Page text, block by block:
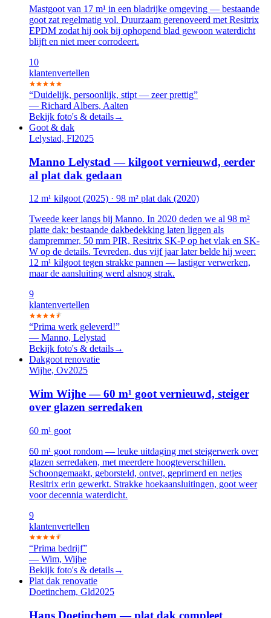
Mastgoot van 17 m¹ in een bladrijke omgeving — bestaande
goot zat regelmatig vol. Duurzaam gerenoveerd met Resitrix
EPDM zodat hij ook bij ophopend blad gewoon waterdicht
blijft en niet meer corrodeert.
10
klantenvertellen
“Duidelijk, persoonlijk, stipt — zeer prettig”
— Richard Albers, Aalten
Bekijk foto's & details→
Goot & dak
Lelystad, Fl2025
Manno Lelystad — kilgoot vernieuwd, eerder
al plat dak gedaan
12 m¹ kilgoot (2025) · 98 m² plat dak (2020)
Tweede keer langs bij Manno. In 2020 deden we al 98 m²
platte dak: bestaande dakbedekking laten liggen als
dampremmer, 50 mm PIR, Resitrix SK-P op het vlak en SK-
W op de details. Tevreden, dus vijf jaar later belde hij weer:
12 m¹ kilgoot tegen strakke pannen — lastiger verwerken,
maar de aansluiting werd alsnog strak.
9
klantenvertellen
“Prima werk geleverd!”
— Manno, Lelystad
Bekijk foto's & details→
Dakgoot renovatie
Wijhe, Ov2025
Wim Wijhe — 60 m¹ goot vernieuwd, steiger
over glazen serredaken
60 m¹ goot
60 m¹ goot rondom — leuke uitdaging met steigerwerk over
glazen serredaken, met meerdere hoogteverschillen.
Schoongemaakt, geborsteld, ontvet, geprimerd en netjes
Resitrix erin gewerkt. Strakke hoekaansluitingen, goot weer
voor decennia waterdicht.
9
klantenvertellen
“Prima bedrijf”
— Wim, Wijhe
Bekijk foto's & details→
Plat dak renovatie
Doetinchem, Gld2025
Hans Doetinchem — plat dak compleet